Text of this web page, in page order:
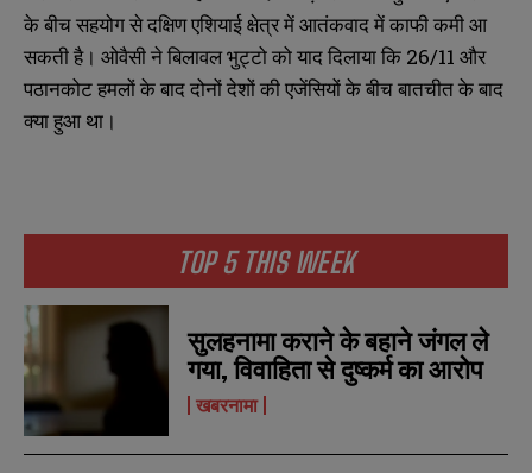
N
b
e
r
s
SUBMIT
N
b
e
r
s
SUBMIT
TOP 5 THIS WEEK
सुलहनामा कराने के बहाने जंगल ले
गया, विवाहिता से दुष्कर्म का आरोप
खबरनामा
के बीच सहयोग से दक्षिण एशियाई क्षेत्र में आतंकवाद में काफी कमी आ
सकती है। ओवैसी ने बिलावल भुट्टो को याद दिलाया कि 26/11 और
पठानकोट हमलों के बाद दोनों देशों की एजेंसियों के बीच बातचीत के बाद
क्या हुआ था।